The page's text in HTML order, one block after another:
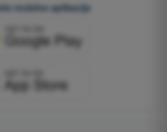
mobilne aplikacije